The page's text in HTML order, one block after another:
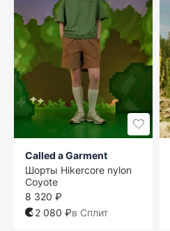
Called a Garment
Шорты Hikercore nylon
Coyote
8 320 ₽
2 080 ₽в Сплит